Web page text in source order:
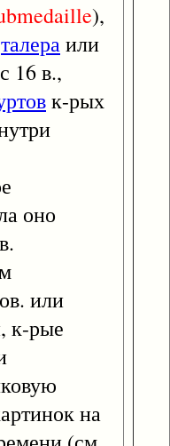
),
талераили
16 в.,
к-рых
оно
или
к-рые
на